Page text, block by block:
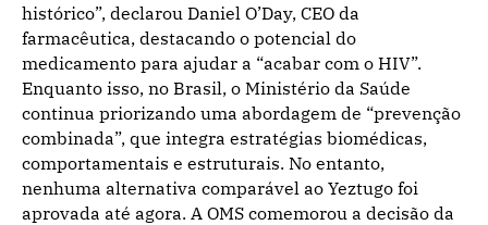
histórico”, declarou Daniel O’Day, CEO da
farmacêutica, destacando o potencial do
medicamento para ajudar a “acabar com o HIV”.
Enquanto isso, no Brasil, o Ministério da Saúde
continua priorizando uma abordagem de “prevenção
combinada”, que integra estratégias biomédicas,
comportamentais e estruturais. No entanto,
nenhuma alternativa comparável ao Yeztugo foi
aprovada até agora. A OMS comemorou a decisão da